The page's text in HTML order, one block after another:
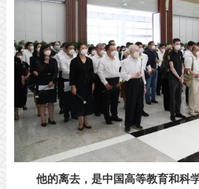
他的离去，是中国高等教育和科